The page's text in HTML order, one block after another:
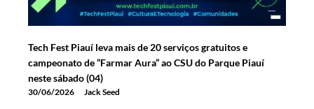
Tech Fest Piauí leva mais de 20 serviços gratuitos e
campeonato de “Farmar Aura” ao CSU do Parque Piauí
neste sábado (04)
30/06/2026 Jack Seed